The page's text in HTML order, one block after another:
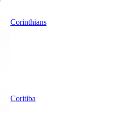
Corinthians
Coritiba